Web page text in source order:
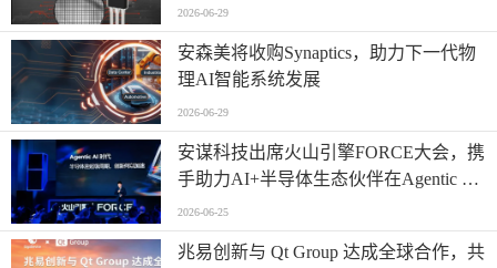
2026-06-29
安森美将收购Synaptics，助力下一代物
理AI智能系统发展
2026-06-29
安谋科技出席火山引擎FORCE大会，携
手助力AI+半导体生态伙伴在Agentic AI
时代高效创新
2026-06-25
兆易创新与 Qt Group 达成全球合作，共